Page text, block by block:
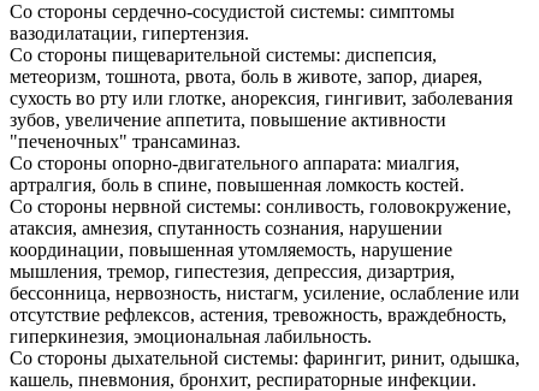
Со стороны сердечно-сосудистой системы: симптомы
вазодилатации, гипертензия.
Со стороны пищеварительной системы: диспепсия,
метеоризм, тошнота, рвота, боль в животе, запор, диарея,
сухость во рту или глотке, анорексия, гингивит, заболевания
зубов, увеличение аппетита, повышение активности
"печеночных" трансаминаз.
Со стороны опорно-двигательного аппарата: миалгия,
артралгия, боль в спине, повышенная ломкость костей.
Со стороны нервной системы: сонливость, головокружение,
атаксия, амнезия, спутанность сознания, нарушении
координации, повышенная утомляемость, нарушение
мышления, тремор, гипестезия, депрессия, дизартрия,
бессонница, нервозность, нистагм, усиление, ослабление или
отсутствие рефлексов, астения, тревожность, враждебность,
гиперкинезия, эмоциональная лабильность.
Со стороны дыхательной системы: фарингит, ринит, одышка,
кашель, пневмония, бронхит, респираторные инфекции.